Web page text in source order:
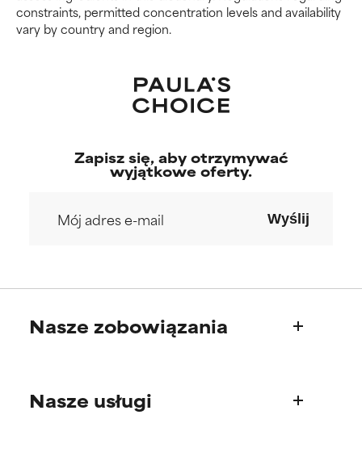
constraints, permitted concentration levels and availability
vary by country and region.
Zapisz się, aby otrzymywać
wyjątkowe oferty.
Wyślij
Nasze zobowiązania
Nasza historia
Nasze usługi